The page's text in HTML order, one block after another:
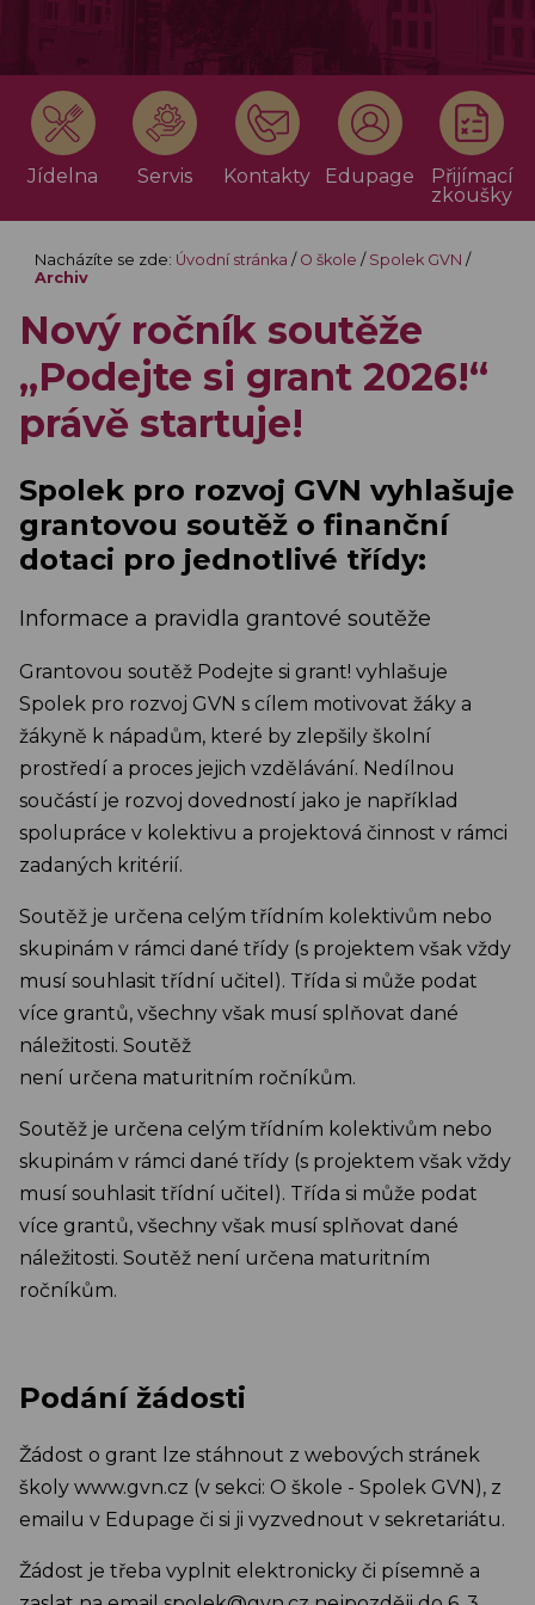
Jídelna Servis Kontakty Edupage
Přijímací
zkoušky
Nacházíte se zde: Úvodní stránka / O škole / Spolek GVN /
Archiv
Nový ročník soutěže
„Podejte si grant 2026!“
právě startuje!
Spolek pro rozvoj GVN vyhlašuje
grantovou soutěž o finanční
dotaci pro jednotlivé třídy:
Informace a pravidla grantové soutěže
Grantovou soutěž Podejte si grant! vyhlašuje
Spolek pro rozvoj GVN s cílem motivovat žáky a
žákyně k nápadům, které by zlepšily školní
prostředí a proces jejich vzdělávání. Nedílnou
součástí je rozvoj dovedností jako je například
spolupráce v kolektivu a projektová činnost v rámci
zadaných kritérií.
Soutěž je určena celým třídním kolektivům nebo
skupinám v rámci dané třídy (s projektem však vždy
musí souhlasit třídní učitel). Třída si může podat
více grantů, všechny však musí splňovat dané
náležitosti. Soutěž
není určena maturitním ročníkům.
Soutěž je určena celým třídním kolektivům nebo
skupinám v rámci dané třídy (s projektem však vždy
musí souhlasit třídní učitel). Třída si může podat
více grantů, všechny však musí splňovat dané
náležitosti. Soutěž není určena maturitním
ročníkům.
Podání žádosti
Žádost o grant lze stáhnout z webových stránek
školy www.gvn.cz (v sekci: O škole - Spolek GVN), z
emailu v Edupage či si ji vyzvednout v sekretariátu.
Žádost je třeba vyplnit elektronicky či písemně a